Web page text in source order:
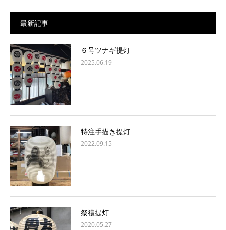
最新記事
６号ツナギ提灯
2025.06.19
特注手描き提灯
2022.09.15
祭禮提灯
2020.05.27